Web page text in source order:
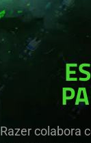
Razer colabora